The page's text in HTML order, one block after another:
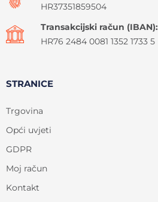
HR37351859504
Transakcijski račun (IBAN):
HR76 2484 0081 1352 1733 5
STRANICE
Trgovina
Opći uvjeti
GDPR
Moj račun
Kontakt